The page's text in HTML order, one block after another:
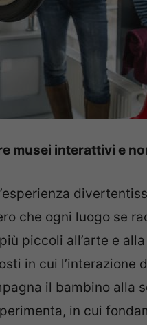
musei interattivi e
che ogni luogo se
piccoli all’arte e
in cui l’interazione
il bambino alla
in cui